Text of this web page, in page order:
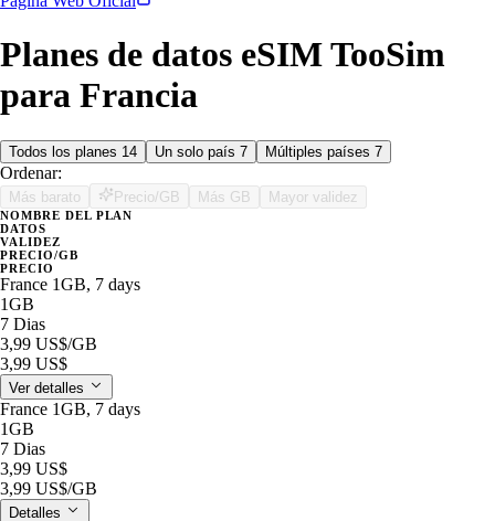
Planes de datos eSIM TooSim
para Francia
Todos los planes 14 Un solo país 7 Múltiples países 7
Ordenar:
Más barato Precio/GB Más GB Mayor validez
NOMBRE DEL PLAN
DATOS
VALIDEZ
PRECIO/GB
PRECIO
France 1GB, 7 days
1GB
7 Dias
3,99 US$/GB
3,99 US$
Ver detalles
France 1GB, 7 days
1GB
7 Dias
3,99 US$
3,99 US$/GB
Detalles